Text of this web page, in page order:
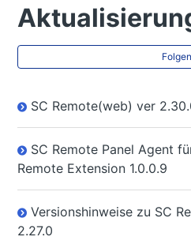
Folgen
SC Remote(web) ver
SC Remote Panel Agent
Remote Extension 1.0.0.9
Versionshinweise zu SC
2.27.0